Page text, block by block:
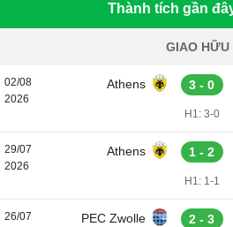
Thành tích gần
GIAO HỮU
02/08
2026
Athens 3 - 0
H1: 3-0
29/07
2026
Athens 1 - 2
H1: 1-1
26/07 PEC Zwolle 2 - 3